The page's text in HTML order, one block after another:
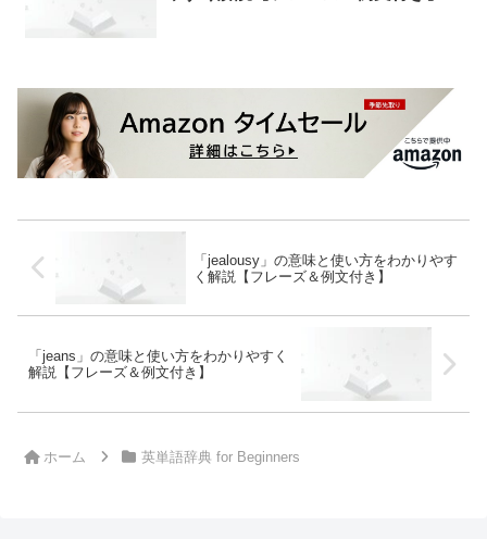
「jealousy」の意味と使い方をわかりやす
く解説【フレーズ＆例文付き】
「jeans」の意味と使い方をわかりやすく
解説【フレーズ＆例文付き】
ホーム 英単語辞典 for Beginners